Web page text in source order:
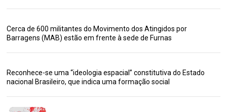
Cerca de 600 militantes do Movimento dos Atingidos por
Barragens (MAB) estão em frente à sede de Furnas
Reconhece-se uma “ideologia espacial” constitutiva do Estado
nacional Brasileiro, que indica uma formação social